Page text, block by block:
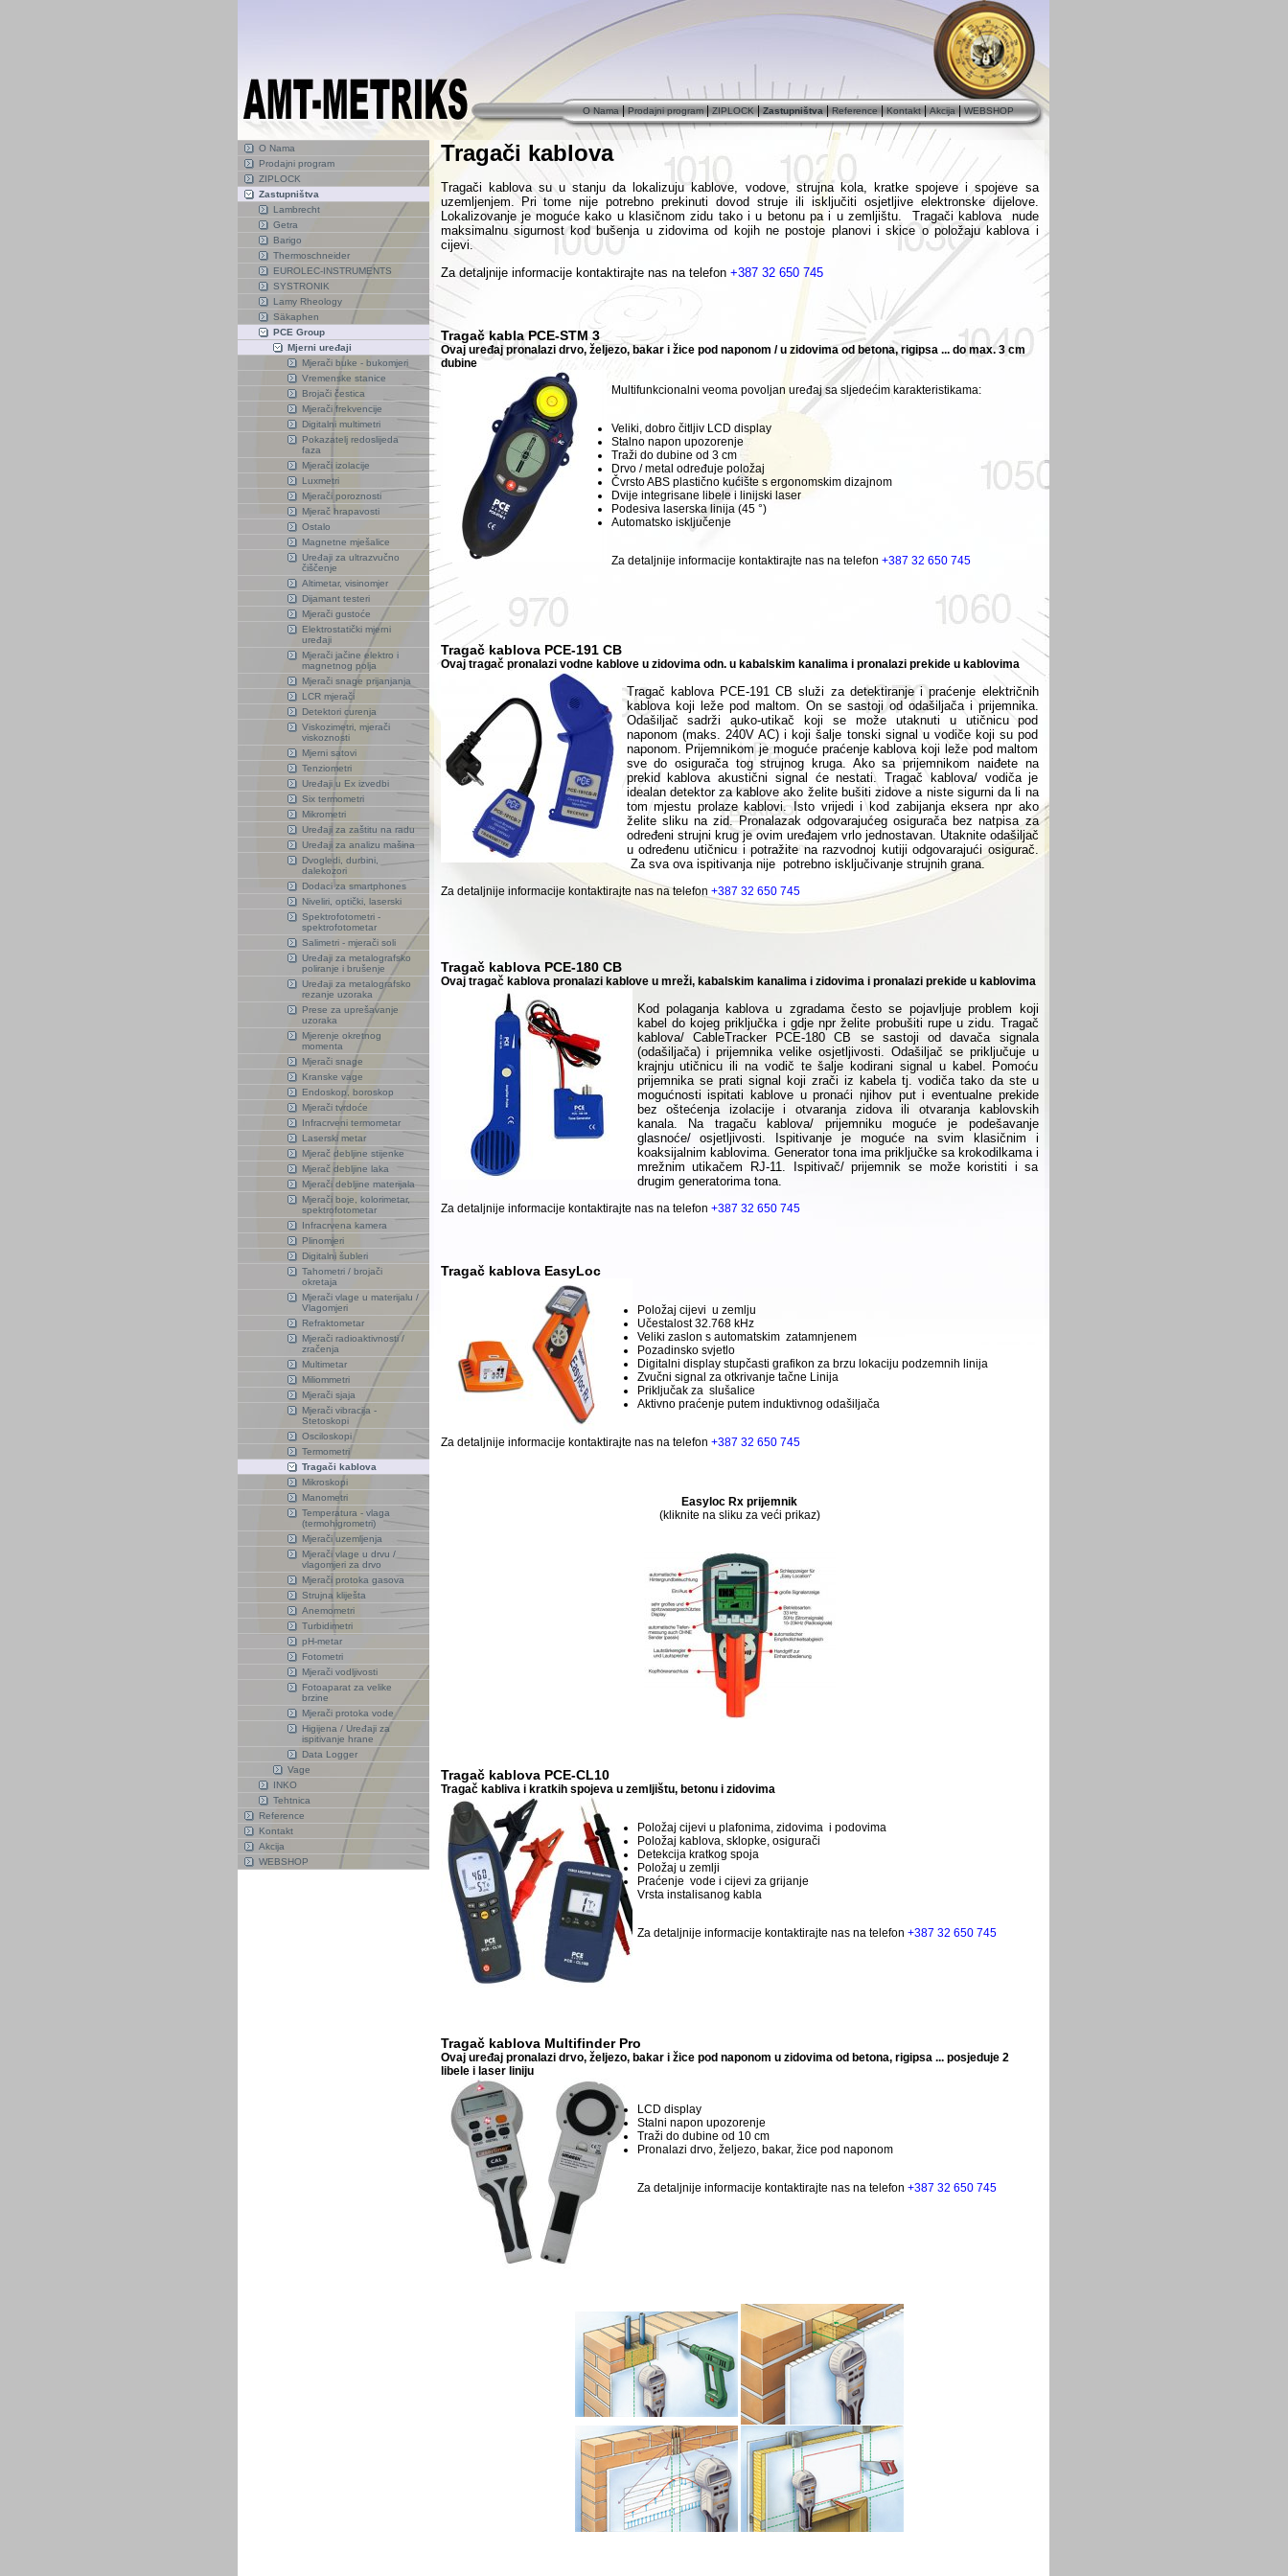
O Nama|Prodajni program|ZIPLOCK|Zastupništva|Reference|Kontakt|Akcija|WEBSHOP
O Nama
Prodajni program
ZIPLOCK
Zastupništva
Lambrecht
Getra
Barigo
Thermoschneider
EUROLEC-INSTRUMENTS
SYSTRONIK
Lamy Rheology
Säkaphen
PCE Group
Mjerni uređaji
Mjerači buke - bukomjeri
Vremenske stanice
Brojači čestica
Mjerači frekvencije
Digitalni multimetri
Pokazatelj redoslijeda
faza
Mjerači izolacije
Luxmetri
Mjerači poroznosti
Mjerač hrapavosti
Ostalo
Magnetne mješalice
Uređaji za ultrazvučno
čiščenje
Altimetar, visinomjer
Dijamant testeri
Mjerači gustoće
Elektrostatički mjerni
uređaji
Mjerači jačine elektro i
magnetnog polja
Mjerači snage prijanjanja
LCR mjerači
Detektori curenja
Viskozimetri, mjerači
viskoznosti
Mjerni satovi
Tenziometri
Uređaji u Ex izvedbi
Six termometri
Mikrometri
Uređaji za zaštitu na radu
Uređaji za analizu mašina
Dvogledi, durbini,
dalekozori
Dodaci za smartphones
Niveliri, optički, laserski
Spektrofotometri -
spektrofotometar
Salimetri - mjerači soli
Uređaji za metalografsko
poliranje i brušenje
Uređaji za metalografsko
rezanje uzoraka
Prese za uprešavanje
uzoraka
Mjerenje okretnog
momenta
Mjerači snage
Kranske vage
Endoskop, boroskop
Mjerači tvrdoće
Infracrveni termometar
Laserski metar
Mjerač debljine stijenke
Mjerač debljine laka
Mjerači debljine materijala
Mjerači boje, kolorimetar,
spektrofotometar
Infracrvena kamera
Plinomjeri
Digitalni šubleri
Tahometri / brojači
okretaja
Mjerači vlage u materijalu /
Vlagomjeri
Refraktometar
Mjerači radioaktivnosti /
zračenja
Multimetar
Miliommetri
Mjerači sjaja
Mjerači vibracija -
Stetoskopi
Osciloskopi
Termometri
Tragači kablova
Mikroskopi
Manometri
Temperatura - vlaga
(termohigrometri)
Mjerači uzemljenja
Mjerači vlage u drvu /
vlagomjeri za drvo
Mjerači protoka gasova
Strujna kliješta
Anemometri
Turbidimetri
pH-metar
Fotometri
Mjerači vodljivosti
Fotoaparat za velike
brzine
Mjerači protoka vode
Higijena / Uređaji za
ispitivanje hrane
Data Logger
Vage
INKO
Tehtnica
Reference
Kontakt
Akcija
WEBSHOP
Tragači kablova
Tragači kablova su u stanju da lokalizuju kablove, vodove, strujna kola, kratke spojeve i spojeve sa
uzemljenjem. Pri tome nije potrebno prekinuti dovod struje ili isključiti osjetljive elektronske dijelove.
Lokalizovanje je moguće kako u klasičnom zidu tako i u betonu pa i u zemljištu. Tragači kablova nude
maksimalnu sigurnost kod bušenjau zidovima od kojih ne postoje planovi i skiceo položaju kablova i
cijevi.
Za detaljnije informacije kontaktirajte nas na telefon +387 32 650 745
Tragač kabla PCE-STM 3
Ovaj uređaj pronalazi drvo, željezo, bakar i žice pod naponom / u zidovima od betona, rigipsa ... do max. 3 cm
dubine
Multifunkcionalni veoma povoljan uređaj sa sljedećim karakteristikama:
Veliki, dobro čitljiv LCD display
Stalno napon upozorenje
Traži do dubine od 3 cm
Drvo / metal određuje položaj
ČvrstoABS plastično kućište s ergonomskim dizajnom
Dvije integrisane libelei linijski laser
Podesiva laserska linija (45 °)
Automatsko isključenje
Za detaljnije informacije kontaktirajte nas na telefon +387 32 650 745
Tragač kablova PCE-191 CB
Ovaj tragač pronalazi vodne kablove u zidovima odn. u kabalskim kanalima i pronalazi prekide u kablovima
Tragač kablova PCE-191 CB služi za detektiranje i praćenje električnih
kablova koji leže pod maltom. On se sastoji od odašiljača i prijemnika.
Odašiljač sadrži ąuko-utikač koji se može utaknuti u utičnicu pod
naponom (maks. 240V AC) i koji šalje tonski signal u vodiče koji su pod
naponom. Prijemnikom je moguće praćenje kablova koji leže pod maltom
sve do osigurača tog strujnog kruga. Ako sa prijemnikom naiđete na
prekid kablova akustični signal će nestati. Tragač kablova/ vodiča je
idealan detektor za kablove ako želite bušiti zidove a niste sigurni da li na
tom mjestu prolaze kablovi. Isto vrijedi i kod zabijanja eksera npr ako
želite sliku na zid. Pronalazak odgovarajućeg osigurača bez natpisa za
određeni strujni krug je ovim uređajem vrlo jednostavan. Utaknite odašiljač
u određenu utičnicu i potražite na razvodnoj kutiji odgovarajući osigurač.
Za sva ova ispitivanja nije potrebno isključivanje strujnih grana.
Za detaljnije informacije kontaktirajte nas na telefon +387 32 650 745
Tragač kablova PCE-180 CB
Ovaj tragač kablova pronalazi kablove u mreži, kabalskim kanalima i zidovima i pronalazi prekide u kablovima
Kod polaganja kablova u zgradama često se pojavljuje problem koji
kabel do kojeg priključka i gdje npr želite probušiti rupe u zidu. Tragač
kablova/ CableTracker PCE-180 CB se sastoji od davača signala
(odašiljača) i prijemnika velike osjetljivosti. Odašiljač se priključuje u
krajnju utičnicu ili na vodič te šalje kodirani signal u kabel. Pomoću
prijemnika se prati signal koji zrači iz kabela tj. vodiča tako da ste u
mogućnostiispitati kablove u pronaći njihov put i eventualne prekide
bez oštećenja izolacije i otvaranja zidova ili otvaranja kablovskih
kanala. Na tragaču kablova/ prijemniku moguće je podešavanje
glasnoće/ osjetljivosti. Ispitivanje je moguće na svim klasičnim i
koaksijalnim kablovima. Generator tona ima priključke sa krokodilkama i
mrežnim utikačem RJ-11. Ispitivač/ prijemnik se može koristiti i sa
drugim generatorima tona.
Za detaljnije informacije kontaktirajte nas na telefon +387 32 650 745
Tragač kablova EasyLoc
Položaj cijevi u zemlju
Učestalost 32.768 kHz
Veliki zaslon s automatskim zatamnjenem
Pozadinsko svjetlo
Digitalni display stupčasti grafikon za brzu lokaciju podzemnih linija
Zvučni signal za otkrivanje tačne Linija
Priključakza slušalice
Aktivno praćenje putem induktivnog odašiljača
Za detaljnije informacije kontaktirajte nas na telefon +387 32 650 745
Easyloc Rx prijemnik
(kliknite na sliku za veći prikaz)
Tragač kablova PCE-CL10
Tragač kabliva i kratkih spojeva u zemljištu, betonu i zidovima
Položaj cijevi u plafonima, zidovima i podovima
Položaj kablova, sklopke, osigurači
Detekcija kratkog spoja
Položaj u zemlji
Praćenje vode i cijevi za grijanje
Vrsta instalisanog kabla
Za detaljnije informacije kontaktirajte nas na telefon +387 32 650 745
Tragač kablova Multifinder Pro
Ovaj uređaj pronalazi drvo, željezo, bakar i žice pod naponom u zidovima od betona, rigipsa ... posjeduje 2
libele i laser liniju
LCD display
Stalni napon upozorenje
Traži do dubine od 10 cm
Pronalazi drvo, željezo, bakar, žice pod naponom
Za detaljnije informacije kontaktirajte nas na telefon +387 32 650 745